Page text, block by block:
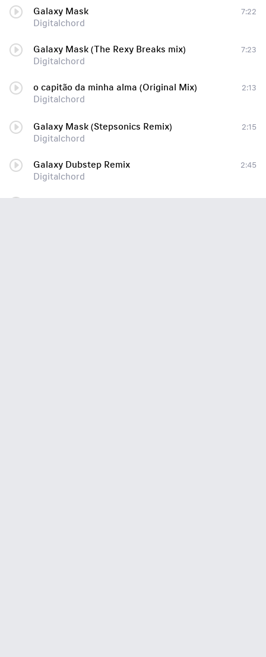
Galaxy Mask
Digitalchord
7:22
Galaxy Mask (The Rexy Breaks mix)
Digitalchord
7:23
o capitão da minha alma (Original Mix)
Digitalchord
2:13
Galaxy Mask (Stepsonics Remix)
Digitalchord
2:15
Galaxy Dubstep Remix
Digitalchord
2:45